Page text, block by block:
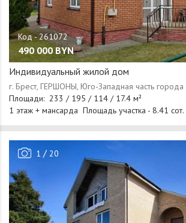
490 000 BYN
Индивидуальный жилой дом
1 / 20